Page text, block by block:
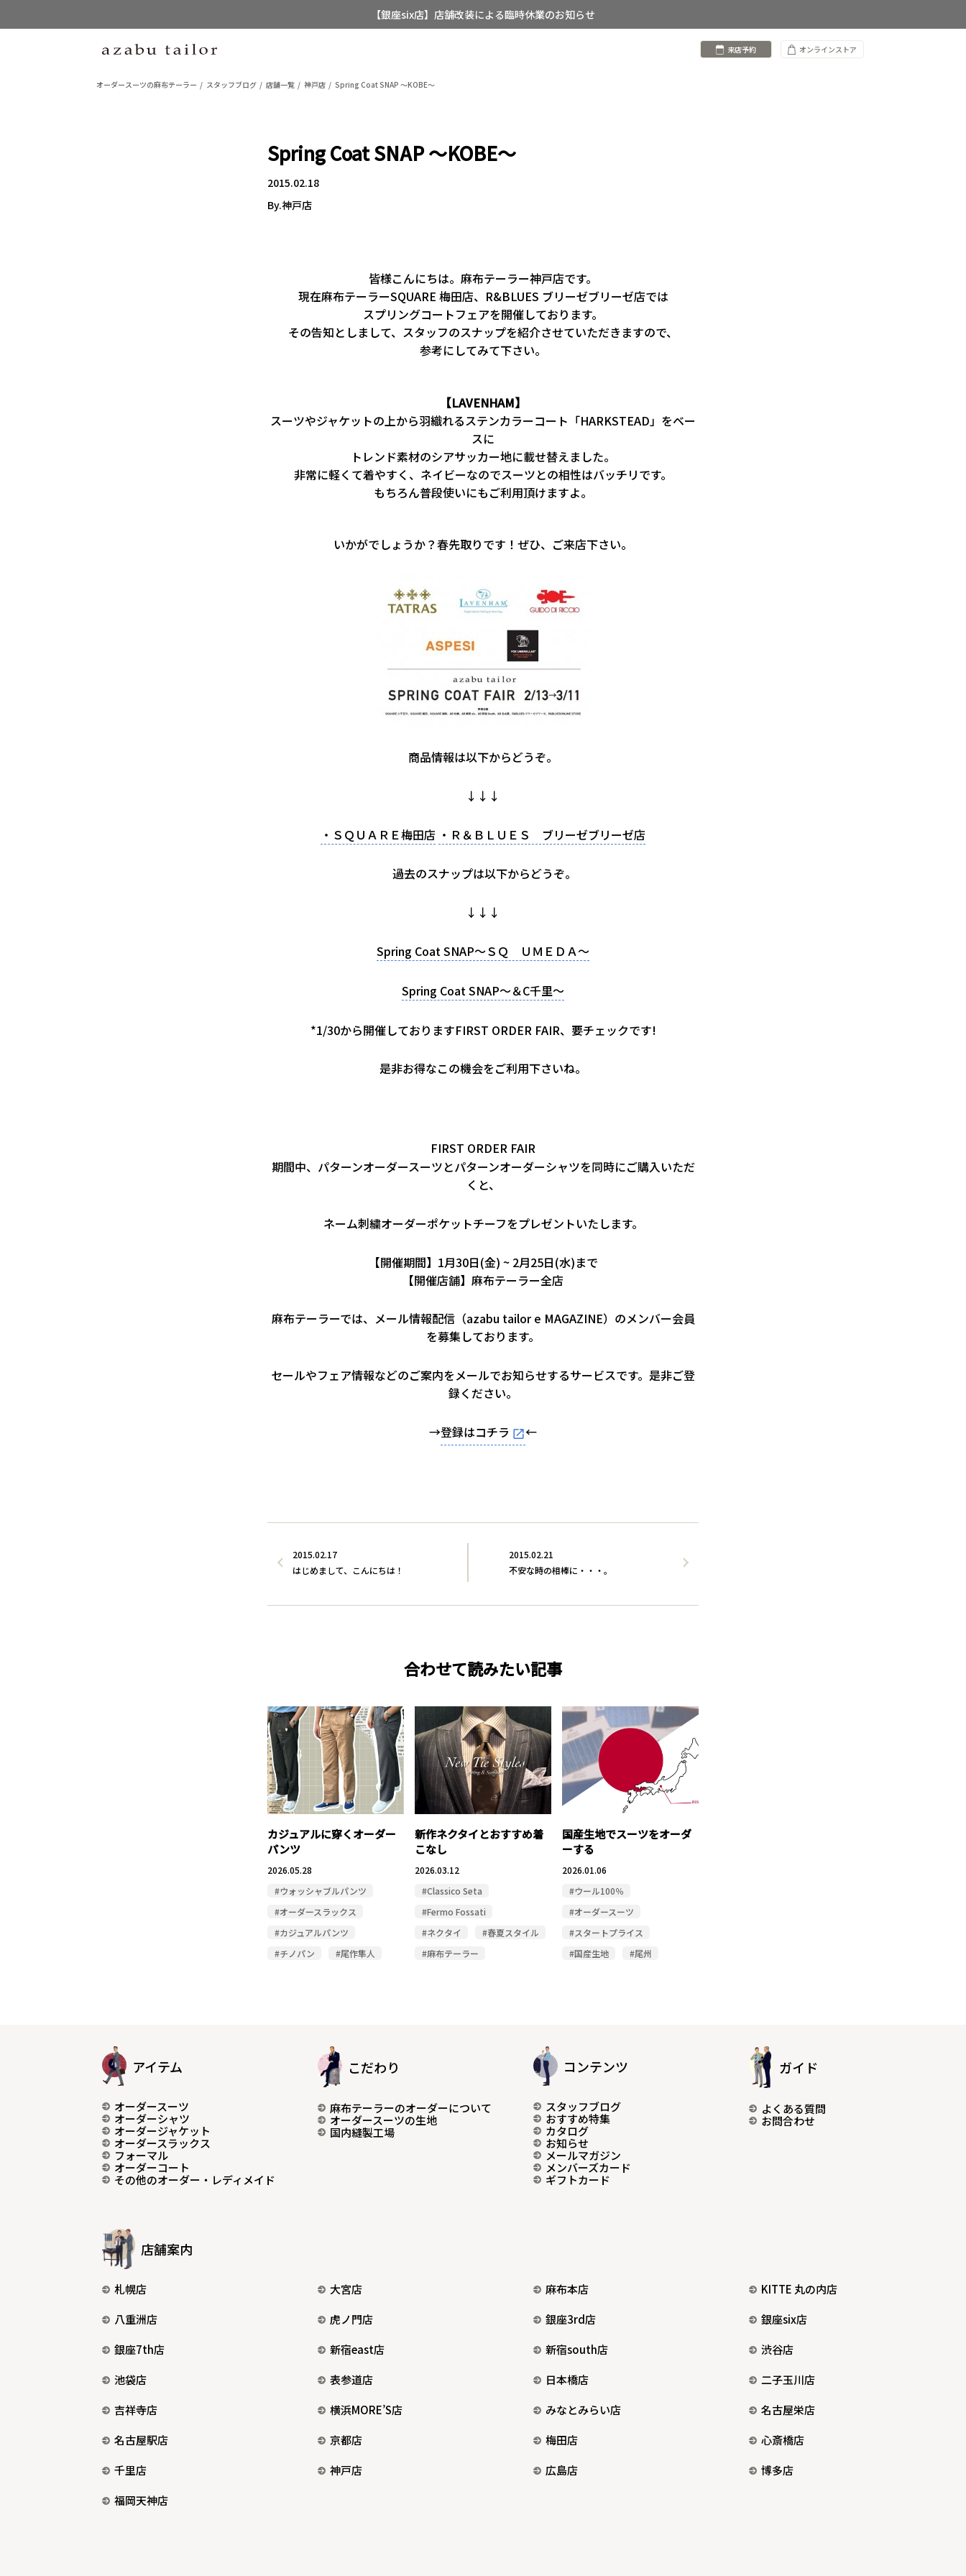
【銀座six店】店舗改装による臨時休業のお知らせ
来店予約 オンラインストア
オーダースーツの麻布テーラー スタッフブログ 店舗一覧 神戸店 Spring Coat SNAP ～KOBE～
Spring Coat SNAP ～KOBE～
2015.02.18
By.神戸店
皆様こんにちは。麻布テーラー神戸店です。
現在麻布テーラーSQUARE 梅田店、R&BLUES ブリーゼブリーゼ店では
スプリングコートフェアを開催しております。
その告知としまして、スタッフのスナップを紹介させていただきますので、
参考にしてみて下さい。
【LAVENHAM】
スーツやジャケットの上から羽織れるステンカラーコート「HARKSTEAD」をベー
スに
トレンド素材のシアサッカー地に載せ替えました。
非常に軽くて着やすく、ネイビーなのでスーツとの相性はバッチリです。
もちろん普段使いにもご利用頂けますよ。
いかがでしょうか？春先取りです！ぜひ、ご来店下さい。
商品情報は以下からどうぞ。
↓↓↓
・ＳＱＵＡＲＥ梅田店 ・Ｒ＆ＢＬＵＥＳ ブリーゼブリーゼ店
過去のスナップは以下からどうぞ。
↓↓↓
Spring Coat SNAP～ＳＱ ＵＭＥＤＡ～
Spring Coat SNAP～＆C千里～
*1/30から開催しておりますFIRST ORDER FAIR、要チェックです!
是非お得なこの機会をご利用下さいね。
FIRST ORDER FAIR
期間中、パターンオーダースーツとパターンオーダーシャツを同時にご購入いただ
くと、
ネーム刺繍オーダーポケットチーフをプレゼントいたします。
【開催期間】1月30日(金) ~ 2月25日(水)まで
【開催店舗】麻布テーラー全店
麻布テーラーでは、メール情報配信（azabu tailor e MAGAZINE）のメンバー会員
を募集しております。
セールやフェア情報などのご案内をメールでお知らせするサービスです。是非ご登
録ください。
→登録はコチラ ←
2015.02.21
不安な時の相棒に・・・。
2015.02.17
はじめまして、こんにちは！
合わせて読みたい記事
カジュアルに穿くオーダー
パンツ
2026.05.28
#ウォッシャブルパンツ
#オーダースラックス
#カジュアルパンツ
#チノパン
#尾作隼人
新作ネクタイとおすすめ着
こなし
2026.03.12
#Classico Seta
#Fermo Fossati
#ネクタイ
#春夏スタイル
#麻布テーラー
国産生地でスーツをオーダ
ーする
2026.01.06
#ウール100％
#オーダースーツ
#スタートプライス
#国産生地
#尾州
アイテム
オーダースーツ
オーダーシャツ
オーダージャケット
オーダースラックス
フォーマル
オーダーコート
その他のオーダー・レディメイド
こだわり
麻布テーラーのオーダーについて
オーダースーツの生地
国内縫製工場
コンテンツ
スタッフブログ
おすすめ特集
カタログ
お知らせ
メールマガジン
メンバーズカード
ギフトカード
ガイド
よくある質問
お問合わせ
店舗案内
札幌店 大宮店 麻布本店
KITTE 丸の内店
八重洲店
虎ノ門店 銀座3rd店
銀座six店
銀座7th店
新宿east店 新宿south店
渋谷店
池袋店
表参道店 日本橋店
二子玉川店
吉祥寺店
横浜MORE’S店 みなとみらい店
名古屋栄店
名古屋駅店
京都店 梅田店
心斎橋店
千里店
神戸店 広島店
博多店
福岡天神店